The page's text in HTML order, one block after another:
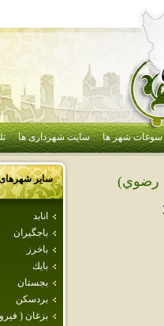
سوغات شهر ها سایت شهرداری ها
سایر
انابد
باجگيران
باخرز
بايك
بجستان
بردسكن
بزغان (
رضوي)